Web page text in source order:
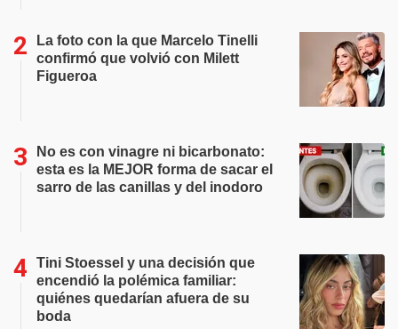
La foto con la que Marcelo Tinelli
confirmó que volvió con Milett
Figueroa
No es con vinagre ni bicarbonato:
esta es la MEJOR forma de sacar el
sarro de las canillas y del inodoro
Tini Stoessel y una decisión que
encendió la polémica familiar:
quiénes quedarían afuera de su
boda